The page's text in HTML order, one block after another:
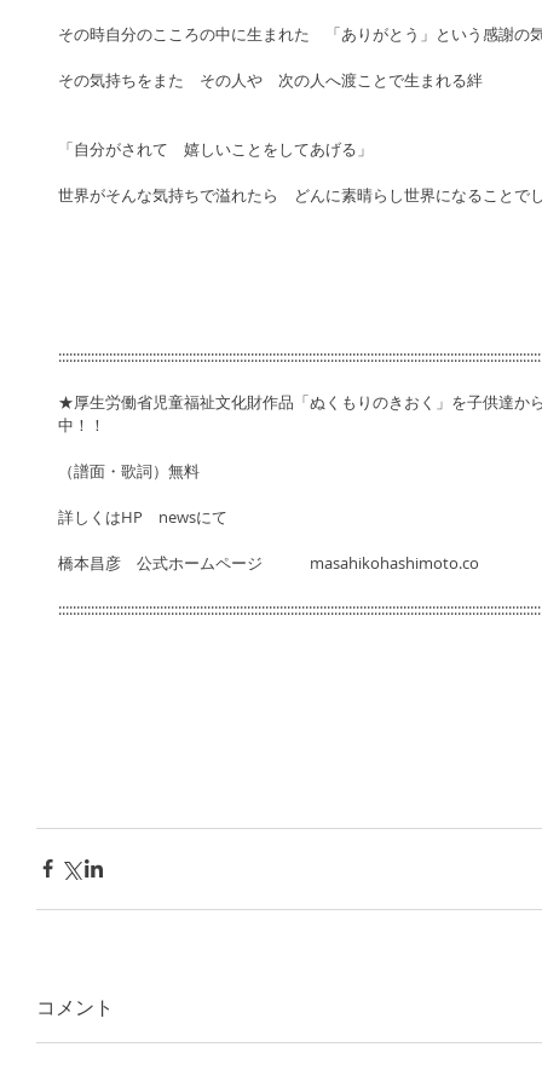
その時自分のこころの中に生まれた　「ありがとう」という感謝の
その気持ちをまた　その人や　次の人へ渡ことで生まれる絆
「自分がされて　嬉しいことをしてあげる」
世界がそんな気持ちで溢れたら　どんに素晴らし世界になることで
★厚生労働省児童福祉文化財作品「ぬくもりのきおく」を子供達か
中！！
（譜面・歌詞）無料
詳しくはHP　newsにて
橋本昌彦　公式ホームページ　　　masahikohashimoto.co
コメント